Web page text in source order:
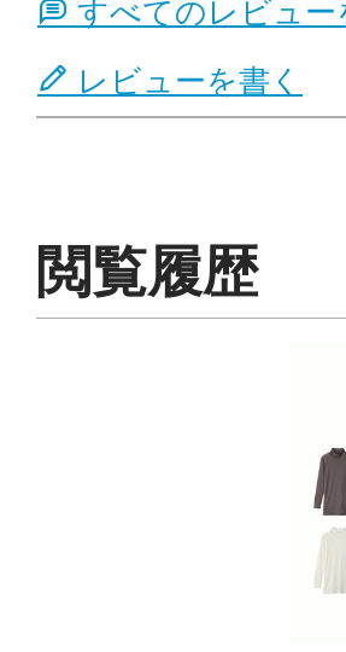
すべてのレビュー
レビューを書く
閲覧履歴